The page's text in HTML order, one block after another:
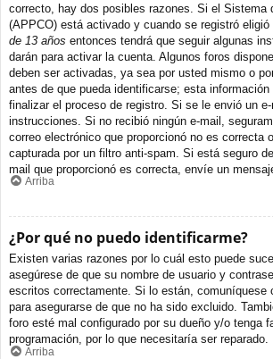
correcto, hay dos posibles razones. Si el Sistema
(APPCO) está activado y cuando se registró eligió
de 13 años entonces tendrá que seguir algunas
darán para activar la cuenta. Algunos foros
deben ser activadas, ya sea por usted mismo o
antes de que pueda identificarse; esta información
finalizar el proceso de registro. Si se le envió un
instrucciones. Si no recibió ningún e-mail,
correo electrónico que proporcionó no es correcta
capturada por un filtro anti-spam. Si está seguro
mail que proporcionó es correcta, envíe un
Arriba
¿Por qué no puedo identificarme?
Existen varias razones por lo cuál esto puede
asegúrese de que su nombre de usuario y
escritos correctamente. Si lo están, comuníquese
para asegurarse de que no ha sido excluido.
foro esté mal configurado por su dueño y/o tenga
programación, por lo que necesitaría ser reparado.
Arriba